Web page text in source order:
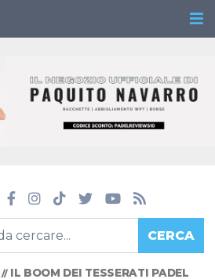
CERCA
// IL BOOM DEI TESSERATI PADEL